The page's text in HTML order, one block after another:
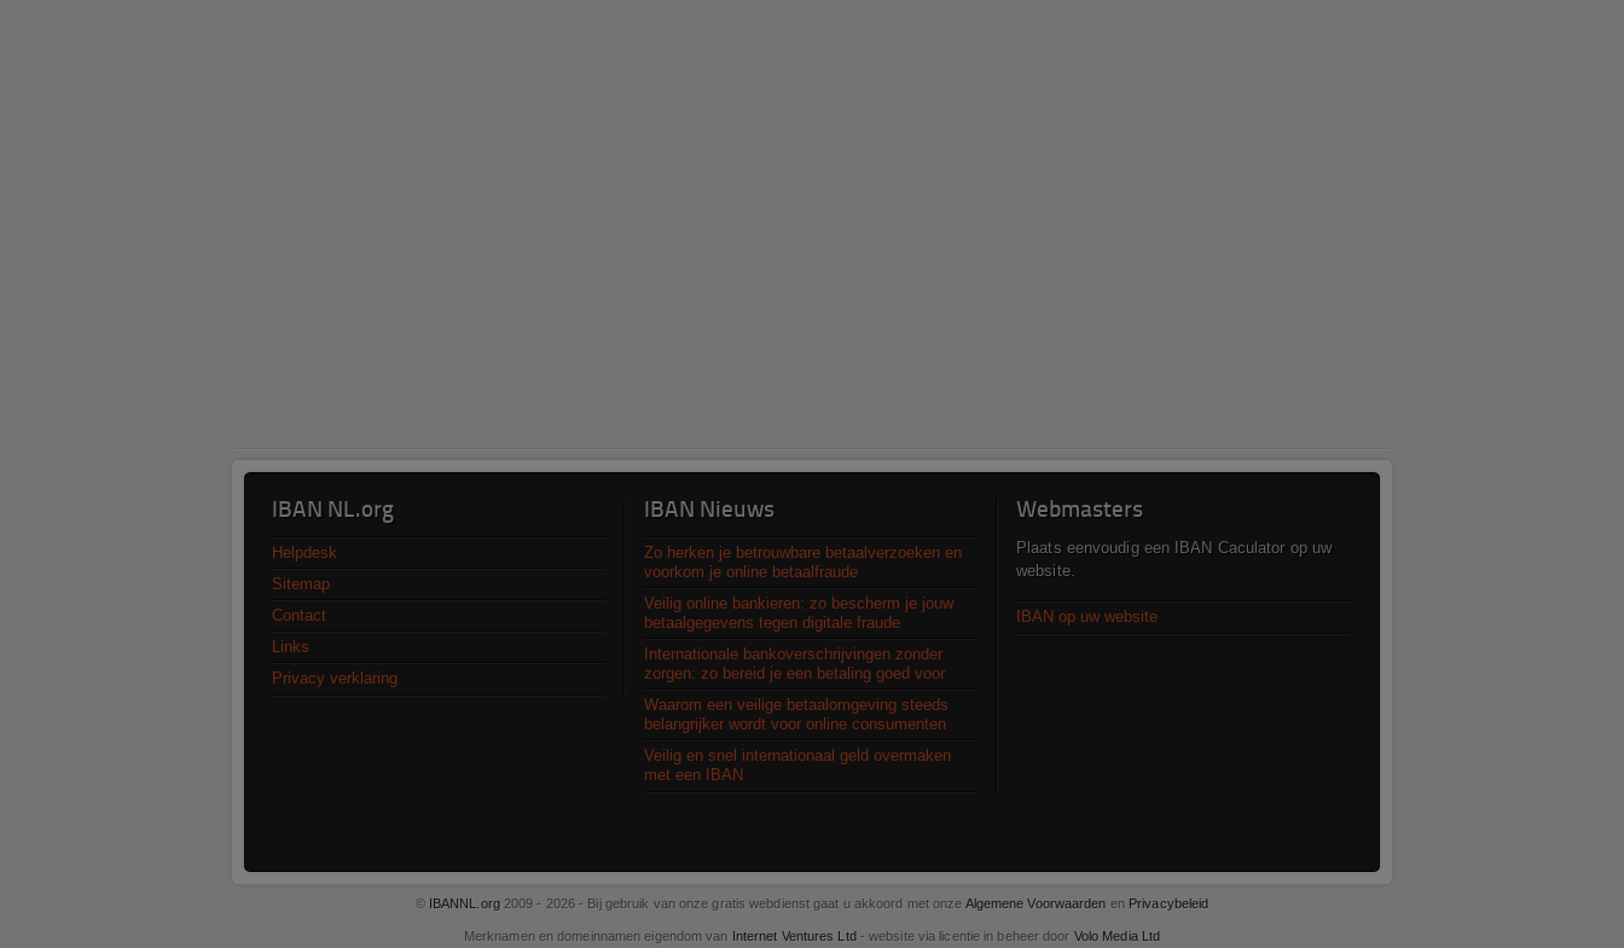
IBAN NL.org
Helpdesk
Sitemap
Contact
Links
Privacy verklaring
IBAN Nieuws
Zo herken je betrouwbare betaalverzoeken en
voorkom je online betaalfraude
Veilig online bankieren: zo bescherm je jouw
betaalgegevens tegen digitale fraude
Internationale bankoverschrijvingen zonder
zorgen: zo bereid je een betaling goed voor
Waarom een veilige betaalomgeving steeds
belangrijker wordt voor online consumenten
Veilig en snel internationaal geld overmaken
met een IBAN
Webmasters
Plaats eenvoudig een IBAN Caculator op uw
website.
IBAN op uw website
© IBANNL.org2009 - 2026 - Bij gebruik van onze gratis webdienst gaat u akkoord met onze Algemene Voorwaarden en Privacybeleid
Merknamen en domeinnamen eigendom van Internet Ventures Ltd- website via licentie in beheer door Volo Media Ltd